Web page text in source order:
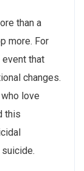
than a
more. For
that
changes.
love
this